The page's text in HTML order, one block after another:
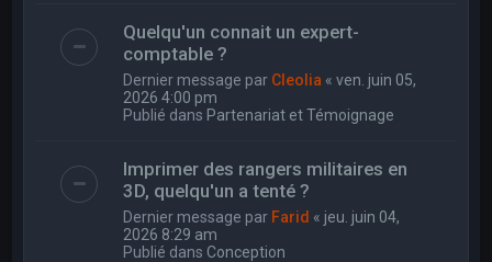
Quelqu'un connait un expert-
comptable ?
Dernier message par Cleolia «ven. juin 05,
2026 4:00 pm
Publié dans Partenariat et Témoignage
Imprimer des rangers militaires en
3D, quelqu'un a tenté ?
Dernier message par Farid « jeu. juin 04,
2026 8:29 am
Publié dans Conception